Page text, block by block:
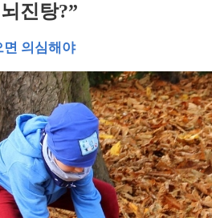
진탕?”
면 의심해야